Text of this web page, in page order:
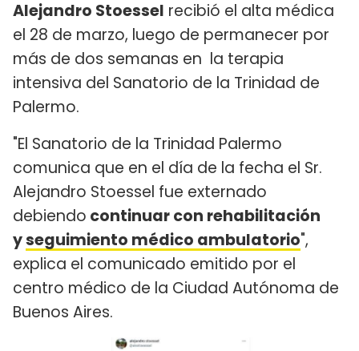
Alejandro Stoessel recibió el alta médica
el 28 de marzo, luego de permanecer por
más de dos semanas en la terapia
intensiva del Sanatorio de la Trinidad de
Palermo.
"El Sanatorio de la Trinidad Palermo
comunica que en el día de la fecha el Sr.
Alejandro Stoessel fue externado
debiendo continuar con rehabilitación
yseguimiento médico ambulatorio",
explica el comunicado emitido por el
centro médico de la Ciudad Autónoma de
Buenos Aires.